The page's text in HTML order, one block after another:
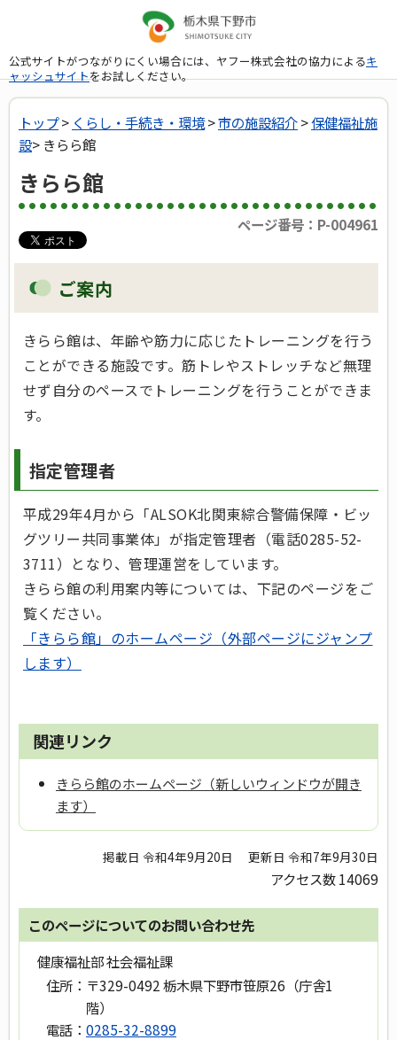
公式サイトがつながりにくい場合には、ヤフー株式会社の協力によるキ
ャッシュサイトをお試しください。
トップ> くらし・手続き・環境>市の施設紹介>保健福祉施
設> きらら館
きらら館
ページ番号：P-004961
ご案内
きらら館は、年齢や筋力に応じたトレーニングを行う
ことができる施設です。筋トレやストレッチなど無理
せず自分のペースでトレーニングを行うことができま
す。
指定管理者
平成29年4月から「ALSOK北関東綜合警備保障・ビッ
グツリー共同事業体」が指定管理者（電話0285-52-
3711）となり、管理運営をしています。
きらら館の利用案内等については、下記のページをご
覧ください。
「きらら館」のホームページ（外部ページにジャンプ
します）
関連リンク
きらら館のホームページ（新しいウィンドウが開き
ます）
掲載日 令和4年9月20日 更新日 令和7年9月30日
アクセス数14069
このページについてのお問い合わせ先
健康福祉部 社会福祉課
住所： 〒329-0492 栃木県下野市笹原26（庁舎1
階）
電話： 0285-32-8899